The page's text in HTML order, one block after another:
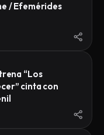
/ Efemérides
“Los
cinta con